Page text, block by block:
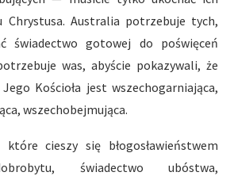
Chrystusa. Australia potrzebuje tych,
świadectwo gotowej do poświęceń
was, abyście pokazywali, że
Kościoła jest wszechogarniająca,
wszechobejmująca.
które cieszy się błogosławieństwem
świadectwo ubóstwa,